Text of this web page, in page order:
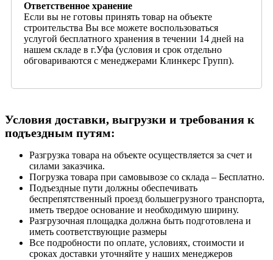
Ответственное хранение
Если вы не готовы принять товар на объекте
строительства Вы все можете воспользоваться
услугой бесплатного хранения в течении 14 дней на
нашем складе в г.Уфа (условия и срок отдельно
обговариваются с менеджерами Клинкерс Групп).
Условия доставки, выгрузки и требования к
подъездным путям:
Разгрузка товара на объекте осуществляется за счет и
силами заказчика.
Погрузка товара при самовывозе со склада – Бесплатно.
Подъездные пути должны обеспечивать
беспрепятственный проезд большегрузного транспорта,
иметь твердое основание и необходимую ширину.
Разгрузочная площадка должна быть подготовлена и
иметь соответствующие размеры
Все подробности по оплате, условиях, стоимости и
сроках доставки уточняйте у наших менеджеров